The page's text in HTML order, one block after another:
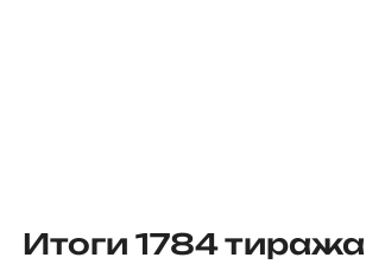
Итоги 1784 тиража